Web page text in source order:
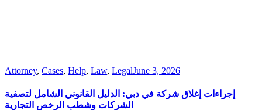
Attorney, Cases, Help, Law, LegalJune 3, 2026
إجراءات إغلاق شركة في دبي: الدليل القانوني الشامل لتصفية
الشركات وشطب الرخص التجارية